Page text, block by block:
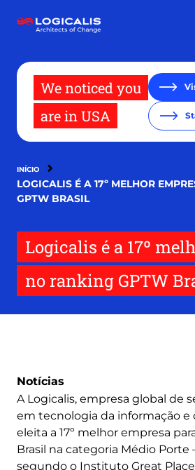
para
We noticed you
are in USA
INÍCIO
LOGICALIS É A 17º MELHOR
GPTW BRASIL
Logicalis é a 17º
no ranking GPTW
Notícias
A Logicalis, empresa global de
em tecnologia da informação e
eleita a 17º melhor empresa
Brasil na categoria Médio Porte
segundo o Instituto Great